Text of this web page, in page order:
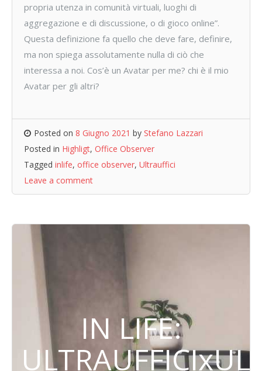
propria utenza in comunità virtuali, luoghi di
aggregazione e di discussione, o di gioco online”.
Questa definizione fa quello che deve fare, definire,
ma non spiega assolutamente nulla di ciò che
interessa a noi. Cos’è un Avatar per me? chi è il mio
Avatar per gli altri?
Posted on 8 Giugno 2021 by Stefano Lazzari
Posted in Highligt, Office Observer
Tagged inlife, office observer, Ultrauffici
Leave a comment
IN LIFE: